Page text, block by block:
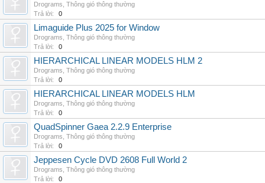
Drograms Thông gió thông thường
Trả lời:
0
Limaguide Plus 2025 for Window
Drograms Thông gió thông thường
Trả lời:
0
HIERARCHICAL LINEAR MODELS HLM 2
Drograms Thông gió thông thường
Trả lời:
0
HIERARCHICAL LINEAR MODELS HLM
Drograms Thông gió thông thường
Trả lời:
0
QuadSpinner Gaea 2.2.9 Enterprise
Drograms Thông gió thông thường
Trả lời:
0
Jeppesen Cycle DVD 2608 Full World 2
Drograms Thông gió thông thường
Trả lời:
0